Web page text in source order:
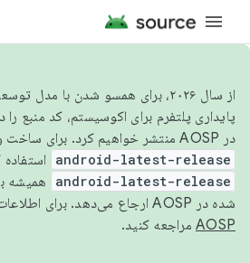
از سال ۲۰۲۶، برای همسو شدن با مدل
پایداری پلتفرم برای اکوسیستم، کد منبع
در AOSP منتشر خواهیم کرد. برای ساخت و مشارکت در AOSP،
android-latest-release
android-latest-release
همیشه
شده در AOSP ارجاع می‌دهد. برای اطلاعات بیشتر، به
AOSP مراجعه کنید.